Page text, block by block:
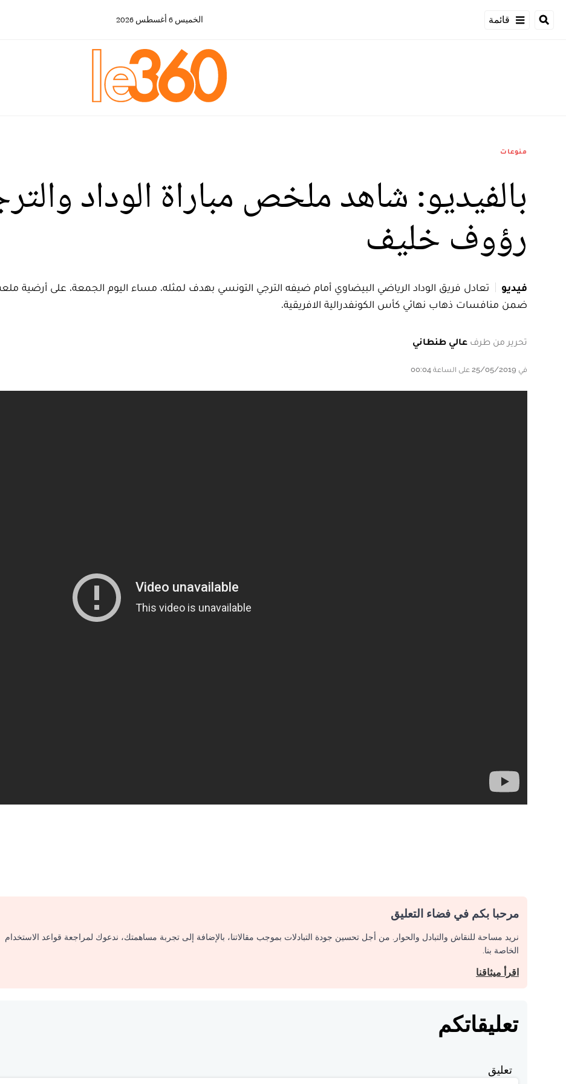
قائمة الخميس 6 أغسطس 2026
منوعات
بالفيديو: شاهد ملخص مباراة الوداد
رؤوف خليف
فيديو
تعادل فريق الوداد الرياضي البيضاوي أمام ضيفه الترجي التونسي بهدف لمثله، مساء اليوم الجمعة، على أرضية
ضمن منافسات ذهاب نهائي كأس الكونفدرالية الافريقية.
تحرير من طرف عالي طنطاني
في 25/05/2019 على الساعة 00:04
مرحبا بكم في فضاء التعليق
نريد مساحة للنقاش والتبادل والحوار. من أجل تحسين جودة التبادلات بموجب مقالاتنا، بالإضافة إلى تجربة مساهمتك، ندعوك لمراجعة قواعد الاستخدام
الخاصة بنا.
اقرأ ميثاقنا
تعليقاتكم
تعليق